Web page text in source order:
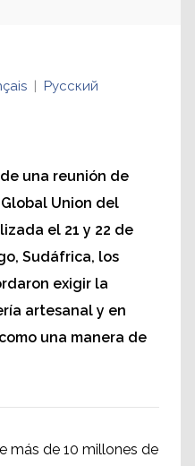
Русский
una reunión de
Union del
el 21 y 22 de
Sudáfrica, los
exigir la
artesanal y en
una manera de
más de 10 millones de